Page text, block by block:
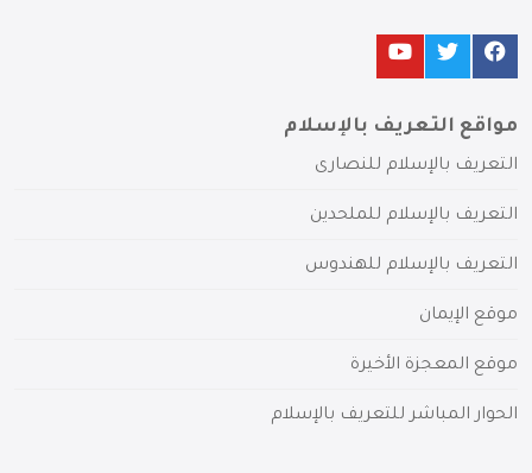
مواقع التعريف بالإسلام
التعريف بالإسلام للنصارى
التعريف بالإسلام للملحدين
التعريف بالإسلام للهندوس
موقع الإيمان
موقع المعجزة الأخيرة
الحوار المباشر للتعريف بالإسلام